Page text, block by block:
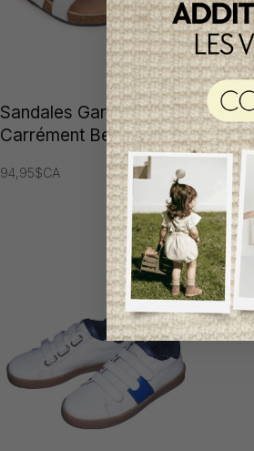
Sandales Garçon
Carrément Beau
94,95$CA